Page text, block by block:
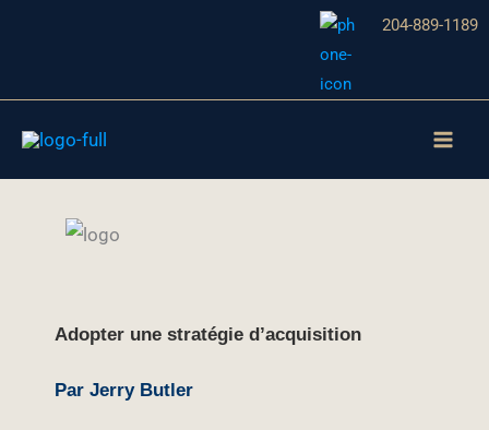
204-889-1189
Adopter une stratégie d’acquisition
Par Jerry Butler